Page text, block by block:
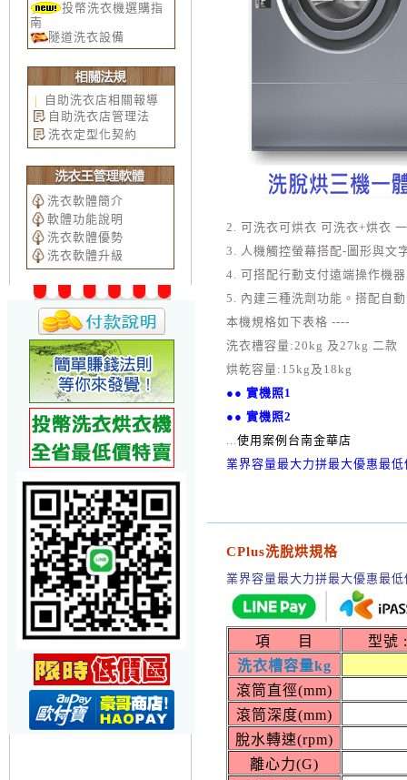
投幣洗衣機選購指
南
隧道洗衣設備
自助洗衣店相關報導
自助洗衣店管理法
洗衣定型化契約
洗衣軟體簡介
軟體功能說明
洗衣軟體優勢
洗衣軟體升級
2. 可洗衣可烘衣 可洗衣+烘衣
3. 人機觸控螢幕搭配-圖形與文
4. 可搭配行動支付遠端操作機
5. 內建三種洗劑功能。搭配自
本機規格如下表格 ----
洗衣槽容量:20kg 及27kg 二款
烘乾容量:15kg及18kg
●● 實機照1
●● 實機照2
使用案例台南金華店
業界容量最大力拼最大優惠最
CPlus洗脫烘規格
業界容量最大力拼最大優惠最
項 目
型號
洗衣槽容量kg
滾筒直徑(mm)
滾筒深度(mm)
脫水轉速(rpm)
離心力(G)